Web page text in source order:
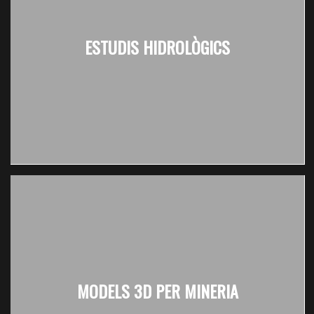
ESTUDIS HIDROLÒGICS
MODELS 3D PER MINERIA